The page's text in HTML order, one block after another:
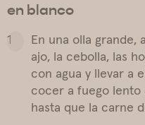
en blanco
En una olla grande,
ajo, la cebolla, las
con agua y llevar a
cocer a fuego
hasta que la carne